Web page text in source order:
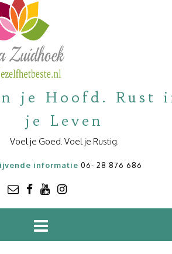
je Hoofd. Rust
je Leven
Voel je Goed. Voel je Rustig.
informatie 06- 28 876 686